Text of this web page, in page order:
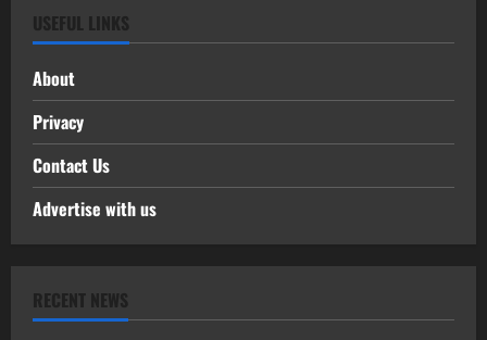
USEFUL LINKS
About
Privacy
Contact Us
Advertise with us
RECENT NEWS